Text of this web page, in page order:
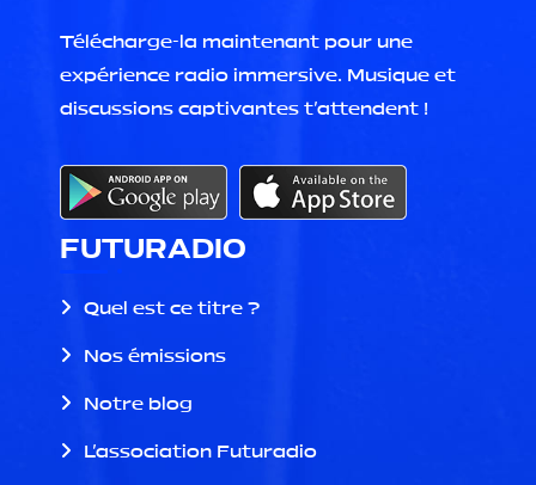
Télécharge-la maintenant pour une
expérience radio immersive. Musique et
discussions captivantes t'attendent !
FUTURADIO
Quel est ce titre ?
Nos émissions
Notre blog
L'association Futuradio